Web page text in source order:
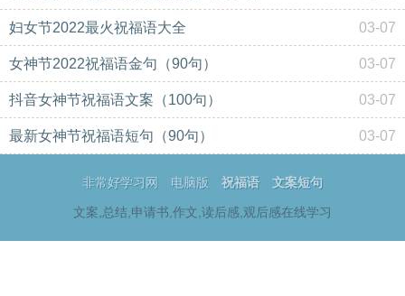
妇女节2022最火祝福语大全 03-07
女神节2022祝福语金句（90句） 03-07
抖音女神节祝福语文案（100句） 03-07
最新女神节祝福语短句（90句） 03-07
非常好学习网 电脑版 祝福语 文案短句
文案,总结,申请书,作文,读后感,观后感在线学习